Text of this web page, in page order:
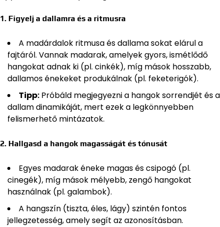
1. Figyelj a dallamra és a ritmusra
A madárdalok ritmusa és dallama sokat elárul a
fajtáról. Vannak madarak, amelyek gyors, ismétlődő
hangokat adnak ki (pl. cinkék), míg mások hosszabb,
dallamos énekeket produkálnak (pl. feketerigók).
Tipp: Próbáld megjegyezni a hangok sorrendjét és a
dallam dinamikáját, mert ezek a legkönnyebben
felismerhető mintázatok.
2. Hallgasd a hangok magasságát és tónusát
Egyes madarak éneke magas és csipogó (pl.
cinegék), míg mások mélyebb, zengő hangokat
használnak (pl. galambok).
A hangszín (tiszta, éles, lágy) szintén fontos
jellegzetesség, amely segít az azonosításban.